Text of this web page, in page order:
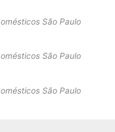
São Paulo
São Paulo
São Paulo